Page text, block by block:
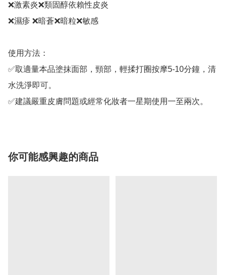
❌激素炎❌類固醇依賴性皮炎
❌濕疹 ❌暗蒼❌暗粒❌敏感
使用方法：
✅取適量本品塗抹面部，頸部，輕揉打圈按摩5-10分鐘，清
水洗淨即可。
✅建議嚴重皮膚問題或經常化妝者一星期使用一至兩次。
你可能感興趣的商品